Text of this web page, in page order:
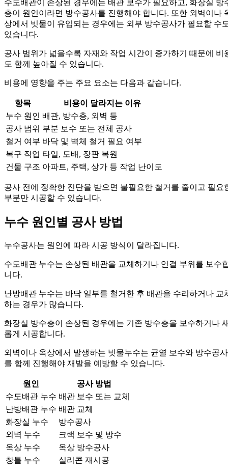
수도배관이 손상된 경우에는 배관 보수가 필요하고, 화장실 방
층이 원인이라면 방수공사를 진행해야 합니다. 또한 외벽이나
상에서 빗물이 유입되는 경우에는 외부 방수공사가 필요할 수
있습니다.
공사 범위가 넓을수록 자재와 작업 시간이 증가하기 때문에 비
도 함께 높아질 수 있습니다.
비용에 영향을 주는 주요 요소는 다음과 같습니다.
항목
비용이 달라지는 이유
누수 원인 배관, 방수층, 외벽 등
공사 범위 부분 보수 또는 전체 공사
철거 여부 바닥 및 벽체 철거 필요 여부
복구 작업 타일, 도배, 장판 복원
건물 구조 아파트, 주택, 상가 등 작업 난이도
공사 전에 정확한 진단을 받으면 불필요한 철거를 줄이고 필요
부분만 시공할 수 있습니다.
누수 원인별 공사 방법
누수공사는 원인에 따라 시공 방식이 달라집니다.
수도배관 누수는 손상된 배관을 교체하거나 연결 부위를 보수
니다.
난방배관 누수는 바닥 일부를 철거한 후 배관을 수리하거나 교
하는 경우가 많습니다.
화장실 방수층이 손상된 경우에는 기존 방수층을 보수하거나
롭게 시공합니다.
외벽이나 옥상에서 발생하는 빗물누수는 균열 보수와 방수공사
를 함께 진행해야 재발을 예방할 수 있습니다.
원인
공사 방법
수도배관 누수 배관 보수 또는 교체
난방배관 누수 배관 교체
화장실 누수
방수공사
외벽 누수
크랙 보수 및 방수
옥상 누수
옥상 방수공사
창틀 누수
실리콘 재시공